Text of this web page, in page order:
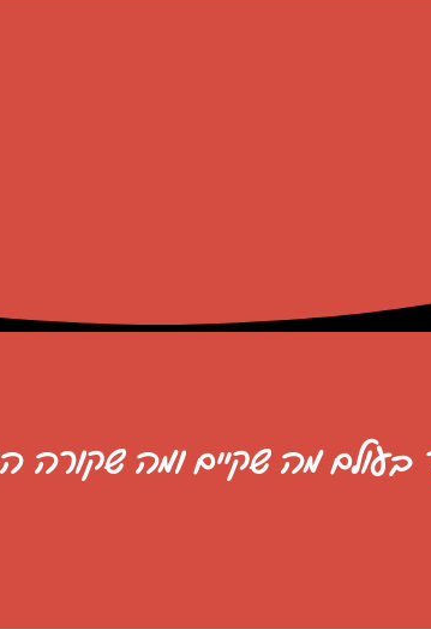
מה שקיים ומה שקורה